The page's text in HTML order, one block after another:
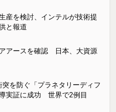
産を検討、インテルが技術提
と報道
アアースを確認 日本、大資源
突を防ぐ「プラネタリーディフ
実証に成功 世界で2例目